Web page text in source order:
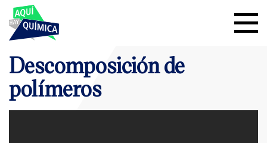
Descomposición de
polímeros